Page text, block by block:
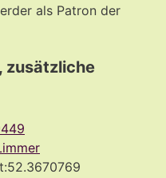
als Patron der
zusätzliche